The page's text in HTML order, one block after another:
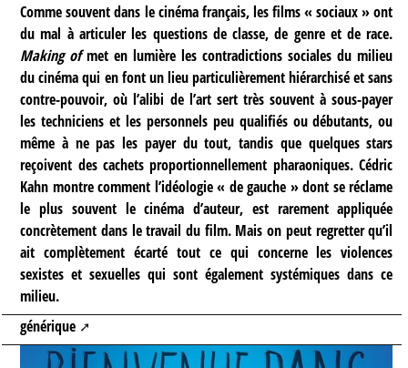
Comme souvent dans le cinéma français, les films « sociaux » ont
du mal à articuler les questions de classe, de genre et de race.
Making ofmet en lumière les contradictions sociales du milieu
du cinéma qui en font un lieu particulièrement hiérarchisé et sans
contre-pouvoir, où l’alibi de l’art sert très souvent à sous-payer
les techniciens et les personnels peu qualifiés ou débutants, ou
même à ne pas les payer du tout, tandis que quelques stars
reçoivent des cachets proportionnellement pharaoniques. Cédric
Kahn montre comment l’idéologie « de gauche » dont se réclame
le plus souvent le cinéma d’auteur, est rarement appliquée
concrètement dans le travail du film. Mais on peut regretter qu’il
ait complètement écarté tout ce qui concerne les violences
sexistes et sexuelles qui sont également systémiques dans ce
milieu.
générique